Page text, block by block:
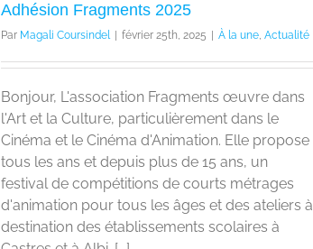
Adhésion Fragments 2025
Par Magali Coursindel février 25th, 2025 À la une, Actualité
Bonjour, L'association Fragments œuvre dans
l'Art et la Culture, particulièrement dans le
Cinéma et le Cinéma d'Animation. Elle propose
tous les ans et depuis plus de 15 ans, un
festival de compétitions de courts métrages
d'animation pour tous les âges et des ateliers à
destination des établissements scolaires à